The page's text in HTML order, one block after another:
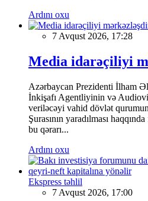
Ardını oxu
7 Avqust 2026, 17:28
Media idarəçiliyi
Azərbaycan Prezidenti İlham
İnkişafı Agentliyinin və
veriləcəyi vahid dövlət
Şurasının yaradılması
bu qərarı...
Ardını oxu
Ekspress təhlil
7 Avqust 2026, 17:00